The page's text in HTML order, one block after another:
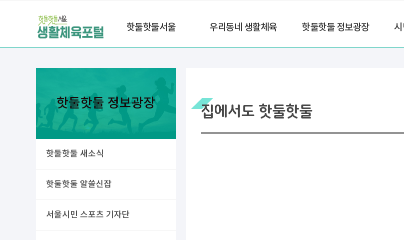
핫둘핫둘서울 우리동네 생활체육 핫둘핫둘 정보광장
핫둘핫둘 정보광장
핫둘핫둘 새소식
핫둘핫둘 알쓸신잡
서울시민 스포츠 기자단
집에서도 핫둘핫둘